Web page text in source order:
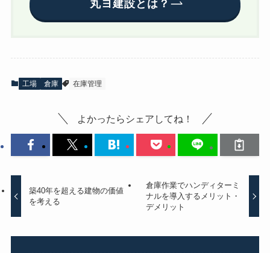
丸ヨ建設とは？
工場 倉庫 在庫管理
よかったらシェアしてね！
築40年を超える建物の価値
を考える
倉庫作業でハンディターミ
ナルを導入するメリット・
デメリット